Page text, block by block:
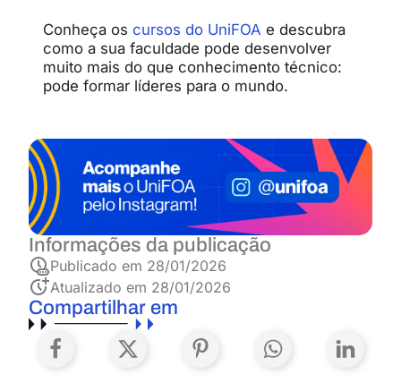
Conheça os cursos do UniFOA e descubra
como a sua faculdade pode desenvolver
muito mais do que conhecimento técnico:
pode formar líderes para o mundo.
Informações da publicação
Publicado em 28/01/2026
Atualizado em 28/01/2026
Compartilhar em